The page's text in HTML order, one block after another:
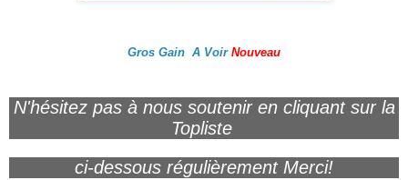
Gros Gain A Voir Nouveau
N'hésitez pas à nous soutenir en cliquant sur la
Topliste
ci-dessous régulièrement Merci!